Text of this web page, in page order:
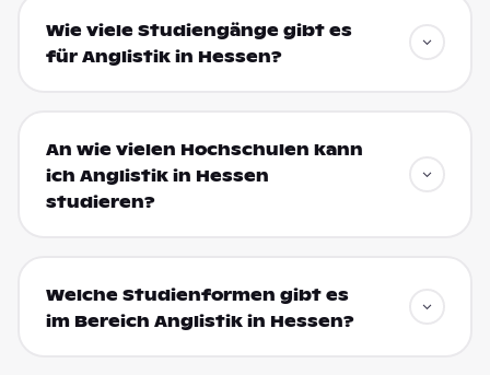
Wie viele Studiengänge gibt es
für Anglistik in Hessen?
An wie vielen Hochschulen kann
ich Anglistik in Hessen
studieren?
Welche Studienformen gibt es
im Bereich Anglistik in Hessen?